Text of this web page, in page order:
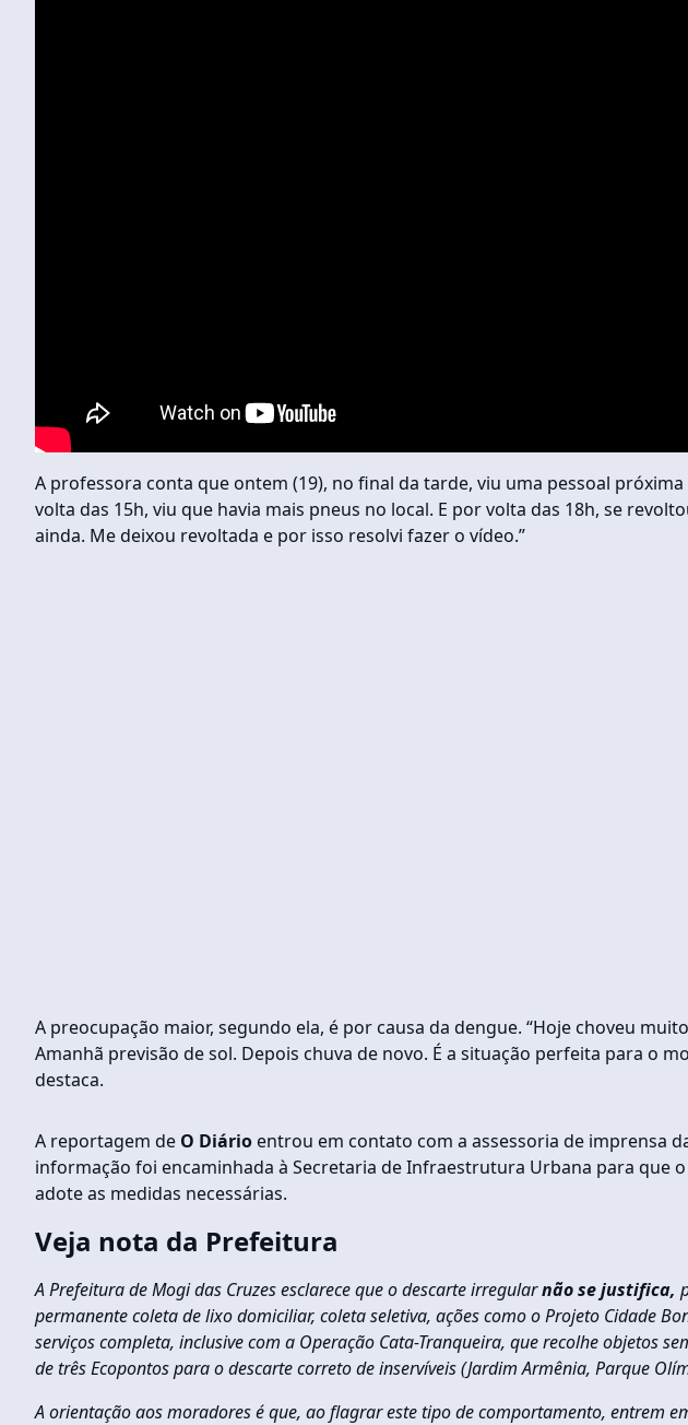
A professora conta que ontem (19), no final da tarde, viu uma pessoal
volta das 15h, viu que havia mais pneus no local. E por volta das 18h, se
ainda. Me deixou revoltada e por isso resolvi fazer o vídeo.”
A preocupação maior, segundo ela, é por causa da dengue. “Hoje choveu
Amanhã previsão de sol. Depois chuva de novo. É a situação perfeita para o
destaca.
A reportagem de O Diário entrou em contato com a assessoria de imprensa
informação foi encaminhada à Secretaria de Infraestrutura Urbana para que
adote as medidas necessárias.
Veja nota da Prefeitura
A Prefeitura de Mogi das Cruzes esclarece que o descarte irregularnão se justifica,
permanente coleta de lixo domiciliar, coleta seletiva, ações como o Projeto Cidade
serviços completa, inclusive com a Operação Cata-Tranqueira, que recolhe objetos
de três Ecopontos para o descarte correto de inservíveis (Jardim Armênia, Parque
A orientação aos moradores é que, ao flagrar este tipo de comportamento, entrem